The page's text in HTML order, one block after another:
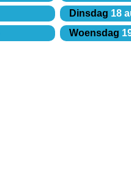
Dinsdag 18
Woensdag